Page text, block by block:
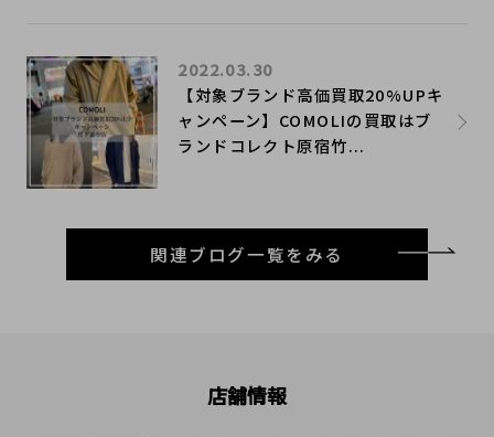
【対象ブランド高価買取20%UPキ
ャンペーン】COMOLIの買取はブ
ランドコレクト原宿竹...
2022.03.30
関連ブログ一覧をみる
店舗情報